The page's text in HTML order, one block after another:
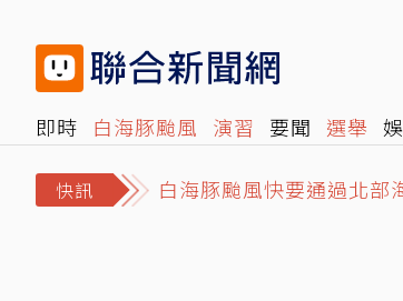
即時 白海豚颱風 演習 要聞 選舉
快訊
白海豚颱風快要通過北部
大安區市場拜票遭民眾嗆